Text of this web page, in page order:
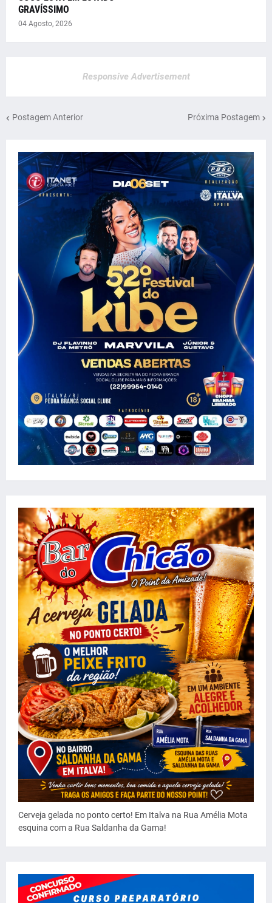
GRAVÍSSIMO
04 Agosto, 2026
Responsive Advertisement
Postagem Anterior Próxima Postagem
Cerveja gelada no ponto certo! Em Italva na Rua Amélia Mota
esquina com a Rua Saldanha da Gama!